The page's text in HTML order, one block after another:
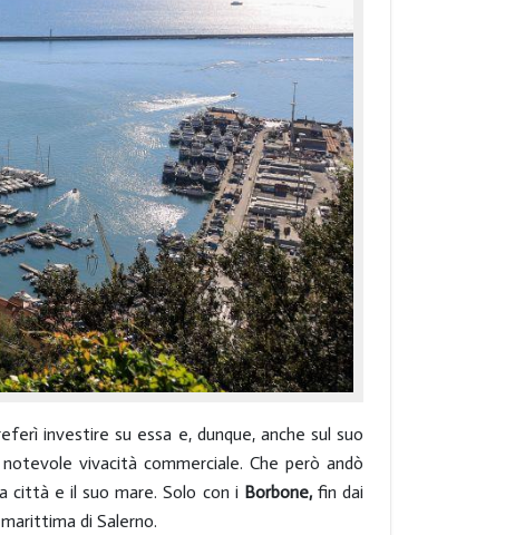
investire su essa e, dunque, anche sul suo
vivacità commerciale. Che però andò
città e il suo mare. Solo con i Borbone,fin dai
di Salerno.